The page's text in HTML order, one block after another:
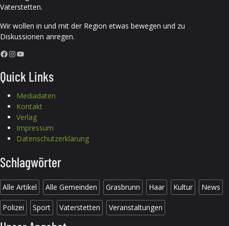
Vaterstetten.
Wir wollen in und mit der Region etwas bewegen und zu
Diskussionen anregen.
Facebook InstagramYouTube
Quick Links
Mediadaten
Kontakt
Verlag
Impressum
Datenschutzerklärung
Schlagwörter
Alle Artikel Alle Gemeinden Grasbrunn Haar Kultur News
Polizei Sport Vaterstetten Veranstaltungen